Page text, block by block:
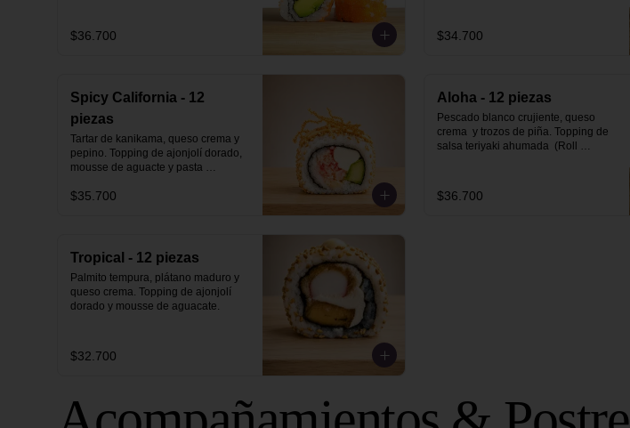
$36.700 $34.700
Spicy California - 12
piezas
Tartar de kanikama, queso crema y
pepino. Topping de ajonjolí dorado,
mousse de aguacte y pasta
$35.700
Aloha - 12 piezas
Pescado blanco crujiente, queso
crema  y trozos de piña. Topping de
salsa teriyaki ahumada  (Roll
$36.700
Tropical - 12 piezas
Palmito tempura, plátano maduro y
queso crema. Topping de ajonjolí
dorado y mousse de aguacate.
$32.700